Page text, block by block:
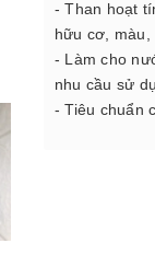
- Than hoạt
hữu cơ, màu,
- Làm cho
nhu cầu sử
- Tiêu chuẩn